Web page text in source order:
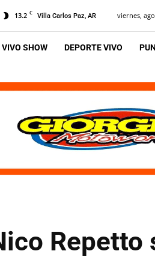
13.2 C Villa Carlos Paz, AR viernes,
VIVO SHOW DEPORTE VIVO
Repetto